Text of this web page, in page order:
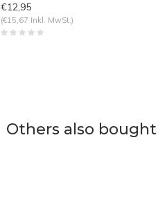
€12,95
(€15,67 Inkl. MwSt.)
Others also bought